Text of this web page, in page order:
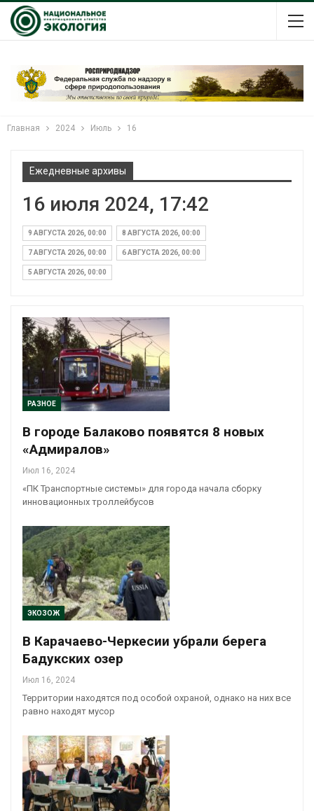
Главная 2024 Июль 16
Ежедневные архивы
16 июля 2024, 17:42
9 АВГУСТА 2026, 00:00 8 АВГУСТА 2026, 00:00
7 АВГУСТА 2026, 00:00 6 АВГУСТА 2026, 00:00
5 АВГУСТА 2026, 00:00
РАЗНОЕ
В городе Балаково появятся 8 новых
«Адмиралов»
Июл 16, 2024
«ПК Транспортные системы» для города начала сборку
инновационных троллейбусов
ЭКОЗОЖ
В Карачаево-Черкесии убрали берега
Бадукских озер
Июл 16, 2024
Территории находятся под особой охраной, однако на них все
равно находят мусор